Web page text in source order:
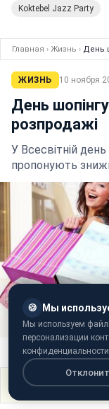
Koktebel Jazz Party
Главная › Жизнь › День
ЖИЗНЬ 10 ноября
День
розпродажі
У Всесвітній
пропонують
Фото: День шопінгу 11
🍪 Мы
Мы используем
персонализации